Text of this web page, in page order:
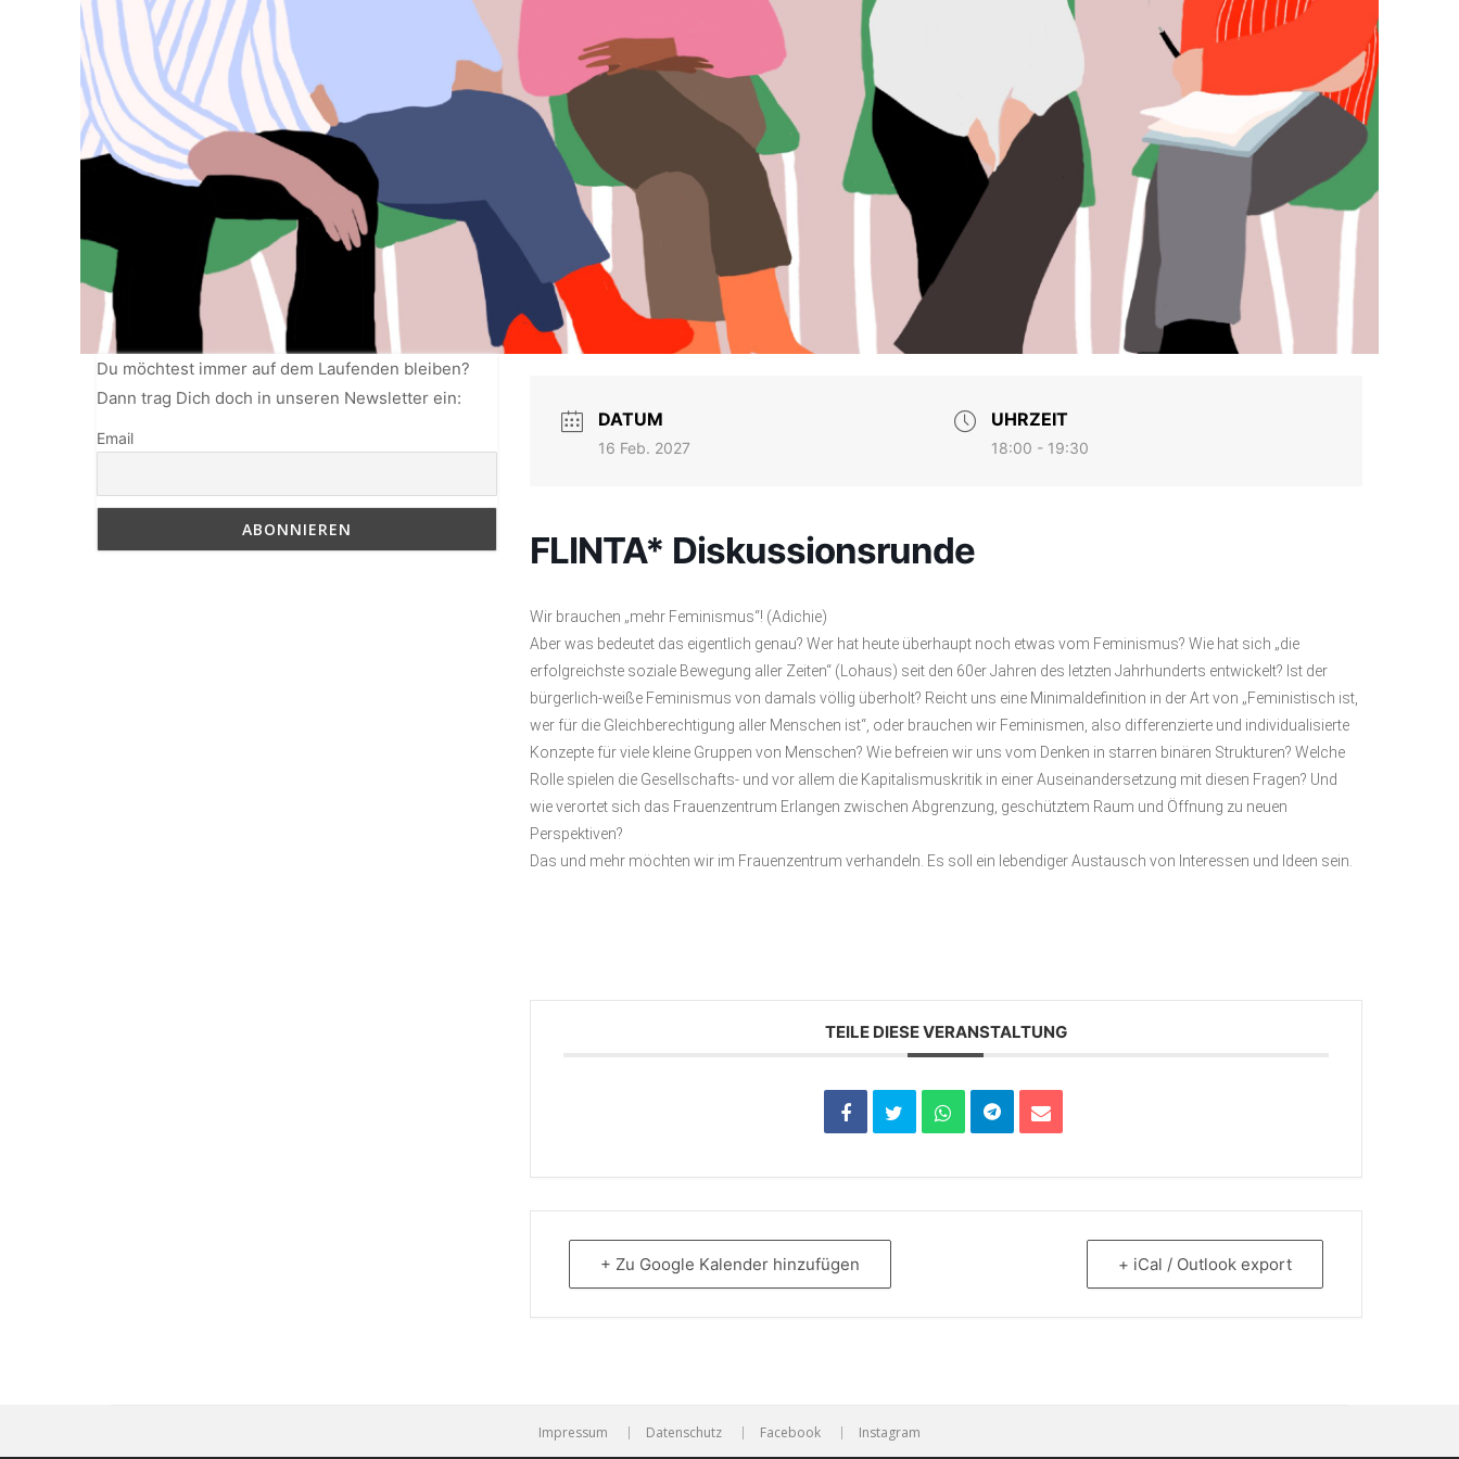
Du möchtest immer auf dem Laufenden bleiben?
Dann trag Dich doch in unseren Newsletter ein:
Email
DATUM
16 Feb. 2027
UHRZEIT
18:00 - 19:30
FLINTA* Diskussionsrunde
Wir brauchen „mehr Feminismus“! (Adichie)
Aber was bedeutet das eigentlich genau? Wer hat heute überhaupt noch etwas vom Feminismus? Wie hat sich „die
erfolgreichste soziale Bewegung aller Zeiten“ (Lohaus) seit den 60er Jahren des letzten Jahrhunderts entwickelt? Ist der
bürgerlich-weiße Feminismus von damals völlig überholt? Reicht uns eine Minimaldefinition in der Art von „Feministisch ist,
wer für die Gleichberechtigung aller Menschen ist“, oder brauchen wir Feminismen, also differenzierte und individualisierte
Konzepte für viele kleine Gruppen von Menschen? Wie befreien wir uns vom Denken in starren binären Strukturen? Welche
Rolle spielen die Gesellschafts- und vor allem die Kapitalismuskritik in einer Auseinandersetzung mit diesen Fragen? Und
wie verortet sich das Frauenzentrum Erlangen zwischen Abgrenzung, geschütztem Raum und Öffnung zu neuen
Perspektiven?
Das und mehr möchten wir im Frauenzentrum verhandeln. Es soll ein lebendiger Austausch von Interessen und Ideen sein.
TEILE DIESE VERANSTALTUNG
+ Zu Google Kalender hinzufügen + iCal / Outlook export
Impressum Datenschutz Facebook Instagram